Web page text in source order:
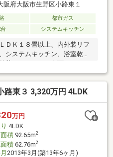
阪府大阪市生野区小路東１
都市ガス
システムキッチン
ＤＫ１８畳以上、内外装リフ
システムキッチン、浴室乾燥
都市ガス、食器洗乾燥機
路東３ 3,320万円 4LDK
万円
4LDK
積92.65m2
積62.76m2
2013年3月(築13年6ヶ月)